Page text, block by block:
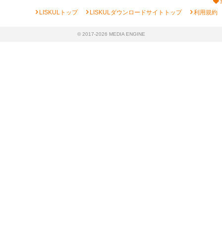
chevron_rightLISKULトップ chevron_rightLISKULダウンロードサイトトップ chevron_right利用規約
© 2017-2026 MEDIA ENGINE